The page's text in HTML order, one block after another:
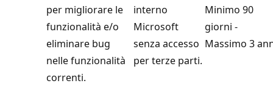
per migliorare le
funzionalità e/o
eliminare bug
nelle funzionalità
correnti.
interno
Microsoft
senza accesso
per terze parti.
Minimo 90
giorni -
Massimo 3